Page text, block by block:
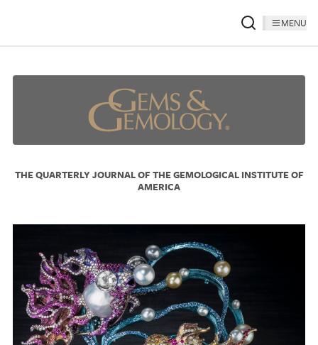
MENU
THE QUARTERLY JOURNAL OF THE GEMOLOGICAL INSTITUTE OF
AMERICA